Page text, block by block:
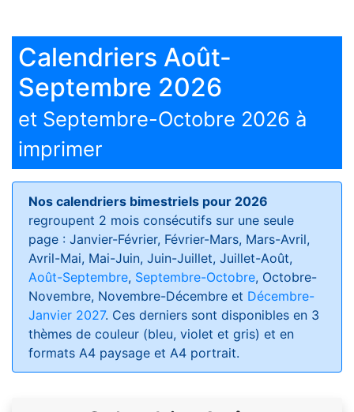
Calendriers Août-
Septembre 2026
et Septembre-Octobre 2026 à
imprimer
Nos calendriers bimestriels pour 2026
regroupent 2 mois consécutifs sur une seule
page : Janvier-Février, Février-Mars, Mars-Avril,
Avril-Mai, Mai-Juin, Juin-Juillet, Juillet-Août,
Août-Septembre, Septembre-Octobre, Octobre-
Novembre, Novembre-Décembre et Décembre-
Janvier 2027. Ces derniers sont disponibles en 3
thèmes de couleur (bleu, violet et gris) et en
formats A4 paysage et A4 portrait.